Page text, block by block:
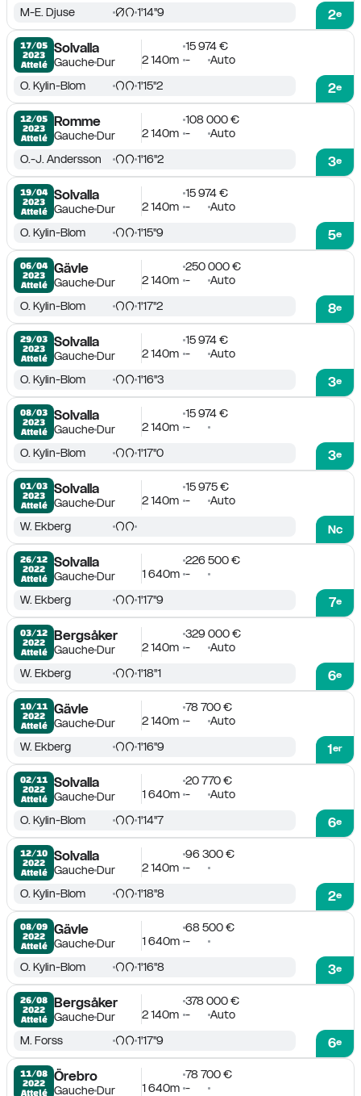
2e
M-E. Djuse 1'14''9
17/05
2023
Attelé
Solvalla
GaucheDur
15 974 €
2 140m - Auto
2e
O. Kylin-Blom 1'15''2
12/05
2023
Attelé
Romme
GaucheDur
108 000 €
2 140m - Auto
3e
O.-J. Andersson 1'16''2
19/04
2023
Attelé
Solvalla
GaucheDur
15 974 €
2 140m - Auto
5e
O. Kylin-Blom 1'15''9
06/04
2023
Attelé
Gävle
GaucheDur
250 000 €
2 140m - Auto
8e
O. Kylin-Blom 1'17''2
29/03
2023
Attelé
Solvalla
GaucheDur
15 974 €
2 140m - Auto
3e
O. Kylin-Blom 1'16''3
08/03
2023
Attelé
Solvalla
GaucheDur
15 974 €
2 140m -
3e
O. Kylin-Blom 1'17''0
01/03
2023
Attelé
Solvalla
GaucheDur
15 975 €
2 140m -
Auto
Nc
W. Ekberg
26/12
2022
Attelé
Solvalla
GaucheDur
226 500 €
1 640m -
7e
W. Ekberg 1'17''9
03/12
2022
Attelé
Bergsåker
GaucheDur
329 000 €
2 140m - Auto
6e
W. Ekberg 1'18''1
10/11
2022
Attelé
Gävle
GaucheDur
78 700 €
2 140m - Auto
1er
W. Ekberg 1'16''9
02/11
2022
Attelé
Solvalla
GaucheDur
20 770 €
1 640m - Auto
6e
O. Kylin-Blom 1'14''7
12/10
2022
Attelé
Solvalla
GaucheDur
96 300 €
2 140m -
2e
O. Kylin-Blom 1'18''8
08/09
2022
Attelé
Gävle
GaucheDur
68 500 €
1 640m -
3e
O. Kylin-Blom 1'16''8
26/08
2022
Attelé
Bergsåker
GaucheDur
378 000 €
2 140m - Auto
6e
M. Forss 1'17''9
11/08
2022
Attelé
Örebro
GaucheDur
78 700 €
1 640m -